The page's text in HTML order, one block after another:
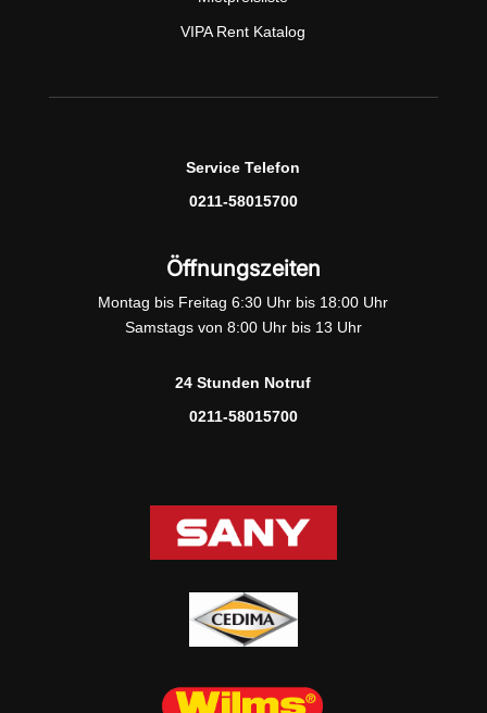
VIPA Rent Katalog
Service Telefon
0211-58015700
Öffnungszeiten
Montag bis Freitag 6:30 Uhr bis 18:00 Uhr
Samstags von 8:00 Uhr bis 13 Uhr
24 Stunden Notruf
0211-58015700